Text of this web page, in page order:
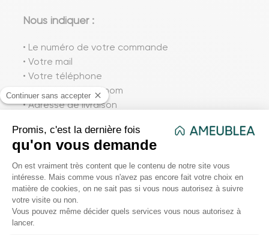
Nous indiquer :
• Le numéro de votre commande
• Votre mail
• Votre téléphone
• Votre nom et Prénom
• Adresse de livraison
• Ville
• Détailler le SAV
• Nous faire parvenir plusieurs photos (De loin et
de près)
Une fois les éléments reçu, et si les réserves
figurent sur le bon de livraison du transporteur, un